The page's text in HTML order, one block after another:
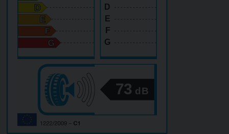
D
E
F
G
73 dB